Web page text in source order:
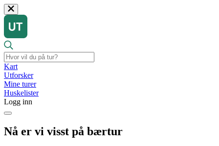
Kart
Utforsker
Mine turer
Huskelister
Logg inn
Nå er vi visst på bærtur